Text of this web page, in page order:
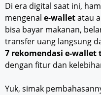
Di era digital saat ini,
mengenal e-walletatau
bisa bayar makanan,
transfer uang langsung
7 rekomendasi e-wallet
dengan fitur dan
Yuk, simak